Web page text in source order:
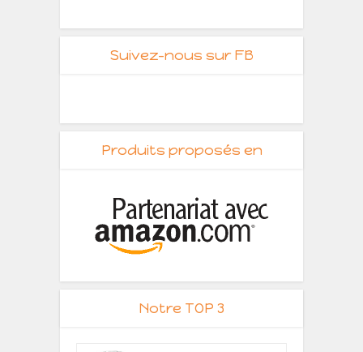
Suivez-nous sur FB
Produits proposés en
Notre TOP 3